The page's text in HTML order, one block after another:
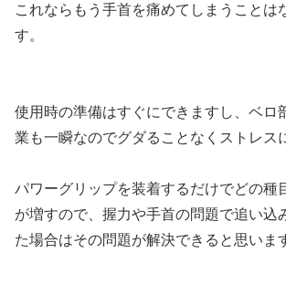
これならもう手首を痛めてしまうことは
す。
使用時の準備はすぐにできますし、ベロ
業も一瞬なのでグダることなくストレス
パワーグリップを装着するだけでどの種
が増すので、握力や手首の問題で追い込
た場合はその問題が解決できると思いま